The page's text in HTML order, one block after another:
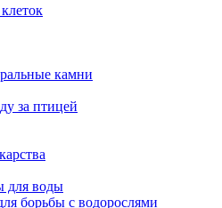
камни
за птицей
для воды
борьбы с водорослями